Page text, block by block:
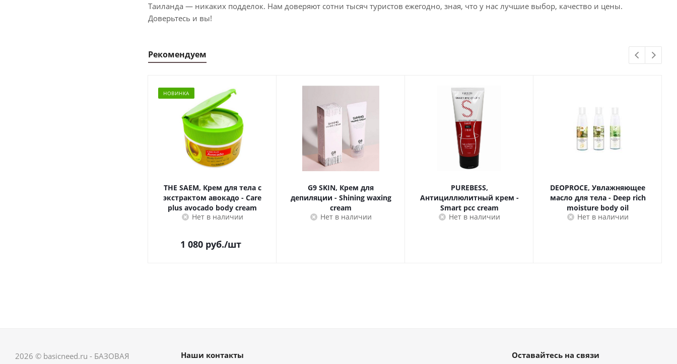
Таиланда — никаких подделок. Нам доверяют сотни тысяч туристов ежегодно, зная, что у нас лучшие выбор, качество и цены.
Доверьтесь и вы!
Рекомендуем
НОВИНКА
THE SAEM, Крем для тела с
экстрактом авокадо - Care
plus avocado body cream
Нет в наличии
1 080руб./шт
G9 SKIN, Крем для
депиляции - Shining waxing
cream
Нет в наличии
PUREBESS,
Антициллюлитный крем -
Smart pcc cream
Нет в наличии
DEOPROCE, Увлажняющее
масло для тела - Deep rich
moisture body oil
Нет в наличии
2026 © basicneed.ru - БАЗОВАЯ
Наши контакты Оставайтесь на связи